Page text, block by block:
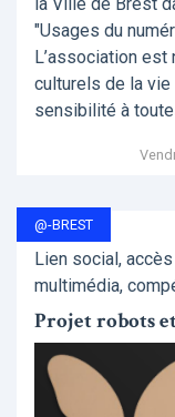
"Usages du
L’association est
culturels de la
sensibilité à
@-BREST
Lien social,
multimédia,
Projet robots